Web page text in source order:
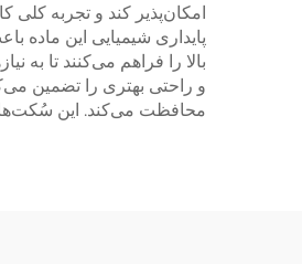
امکان‌پذیر کند و تجربه
پایداری شیمیایی این
بالا را فراهم می‌کنند تا
و راحتی بهتری را تضمین
محافظت می‌کند. این سُکت‌ها